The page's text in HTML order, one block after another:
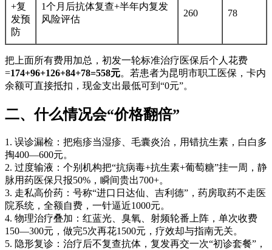
+复
发预
防
1个月后抗体复查+半年内复发
风险评估
260 78
把上面所有费用加总，初发一轮标准治疗医保后个人花费
=174+96+126+84+78=558元。若患者为昆明市职工医保，卡内
余额可直接抵扣，现金支出最低可到“0元”。
二、什么情况会“价格翻倍”
1. 误诊漏检：把疱疹当湿疹、毛囊炎治，用错抗生素，白白多
掏400—600元。
2. 过度输液：个别机构把“抗病毒+抗生素+葡萄糖”挂一周，静
脉用药医保只报50%，瞬间贵出700+。
3. 走私高价药：号称“进口日达仙、吉利德”，药房取药不走医
院系统，全额自费，一针逼近1000元。
4. 物理治疗叠加：红蓝光、臭氧、射频轮番上阵，单次收费
150—300元，做完5次再花1500元，疗效却与指南无关。
5. 隐形复诊：治疗后不复查抗体，复发再交一次“初诊套餐”，